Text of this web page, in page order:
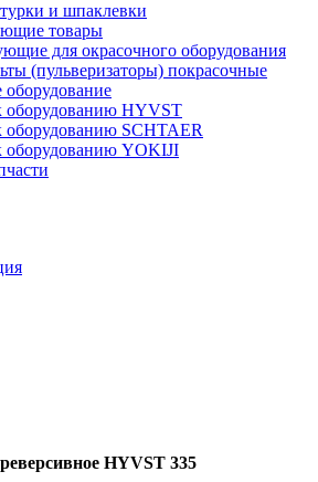
и шпаклевки
товары
для окрасочного оборудования
(пульверизаторы) покрасочные
оборудование
оборудованию HYVST
оборудованию SCHTAER
оборудованию YOKIJI
HYVST 335